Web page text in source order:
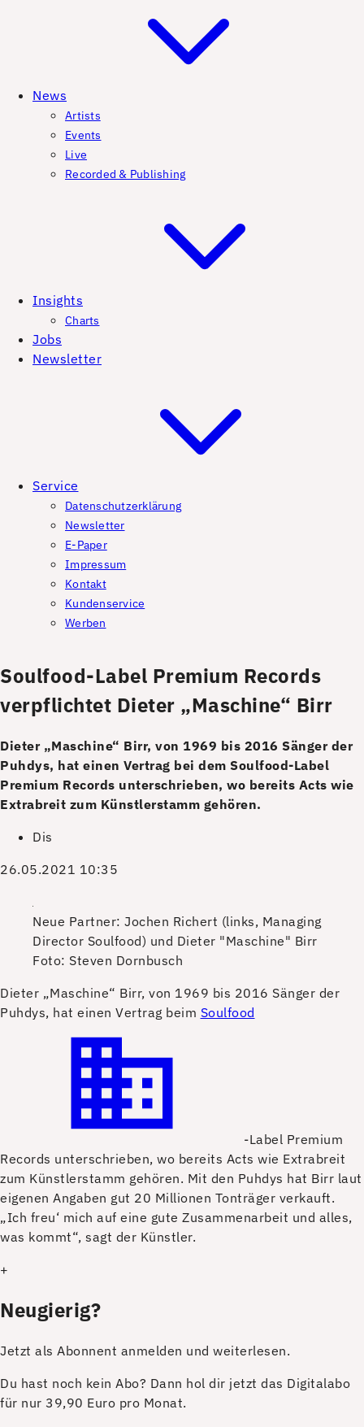
News
Artists
Events
Live
Recorded & Publishing
Insights
Charts
Jobs
Newsletter
Service
Datenschutzerklärung
Newsletter
E-Paper
Impressum
Kontakt
Kundenservice
Werben
Soulfood-Label Premium Records
verpflichtet Dieter „Maschine“ Birr
Dieter „Maschine“ Birr, von 1969 bis 2016 Sänger der
Puhdys, hat einen Vertrag bei dem Soulfood-Label
Premium Records unterschrieben, wo bereits Acts wie
Extrabreit zum Künstlerstamm gehören.
Dis
26.05.2021 10:35
Neue Partner: Jochen Richert (links, Managing
Director Soulfood) und Dieter "Maschine" Birr
Foto: Steven Dornbusch
Dieter „Maschine“ Birr, von 1969 bis 2016 Sänger der
Puhdys, hat einen Vertrag beim Soulfood
-Label Premium
Records unterschrieben, wo bereits Acts wie Extrabreit
zum Künstlerstamm gehören. Mit den Puhdys hat Birr laut
eigenen Angaben gut 20 Millionen Tonträger verkauft.
„Ich freu‘ mich auf eine gute Zusammenarbeit und alles,
was kommt“, sagt der Künstler.
+
Neugierig?
Jetzt als Abonnent anmelden und weiterlesen.
Du hast noch kein Abo? Dann hol dir jetzt das Digitalabo
für nur 39,90 Euro pro Monat.